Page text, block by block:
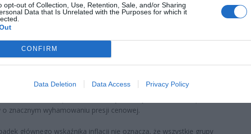
opt-out of Collection, Use, Retention, Sale, and/or Sharing
Data that Is Unrelated with the Purposes for which it
CONFIRM
Data Deletion Data Access Privacy Policy
zmianą jest powrót inflacji poniżej poziomu 2,5 procent — granicy
stabilność cen według NBP. Prezes Adam Glapiński zapowiadał, że
przyszło wcześniej, niż przewidywali nawet najbardziej optymistyczni
o znacznym wyhamowaniu presji cenowej.
głównego wskaźnika inflacji nie oznacza, że wszystkie grupy